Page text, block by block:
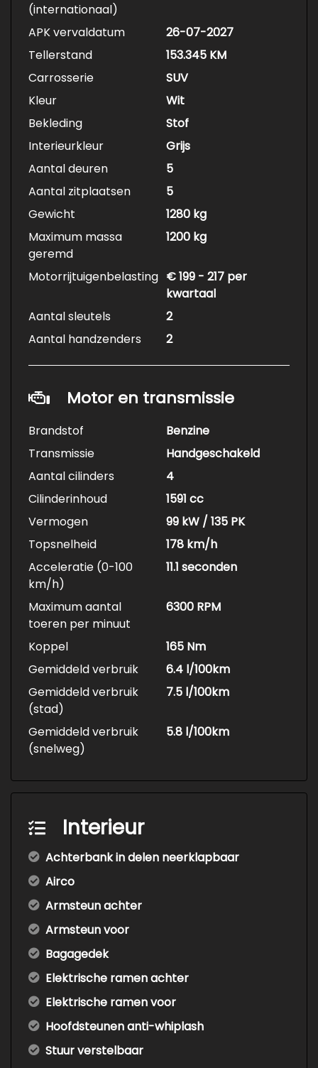
(internationaal)
APK vervaldatum
26-07-2027
Tellerstand
153.345 KM
Carrosserie
SUV
Kleur
Wit
Bekleding
Stof
Interieurkleur
Grijs
Aantal deuren
5
Aantal zitplaatsen
5
Gewicht
1280 kg
Maximum massa
geremd
1200 kg
Motorrijtuigenbelasting € 199 - 217 per
kwartaal
Aantal sleutels
2
Aantal handzenders
2
Motor en transmissie
Brandstof
Benzine
Transmissie
Handgeschakeld
Aantal cilinders
4
Cilinderinhoud
1591 cc
Vermogen
99 kW / 135 PK
Topsnelheid
178 km/h
Acceleratie (0-100
km/h)
11.1 seconden
Maximum aantal
toeren per minuut
6300 RPM
Koppel
165 Nm
Gemiddeld verbruik
6.4 l/100km
Gemiddeld verbruik
(stad)
7.5 l/100km
Gemiddeld verbruik
(snelweg)
5.8 l/100km
Interieur
Achterbank in delen neerklapbaar
Airco
Armsteun achter
Armsteun voor
Bagagedek
Elektrische ramen achter
Elektrische ramen voor
Hoofdsteunen anti-whiplash
Stuur verstelbaar